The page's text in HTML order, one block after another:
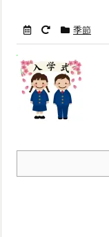
季節